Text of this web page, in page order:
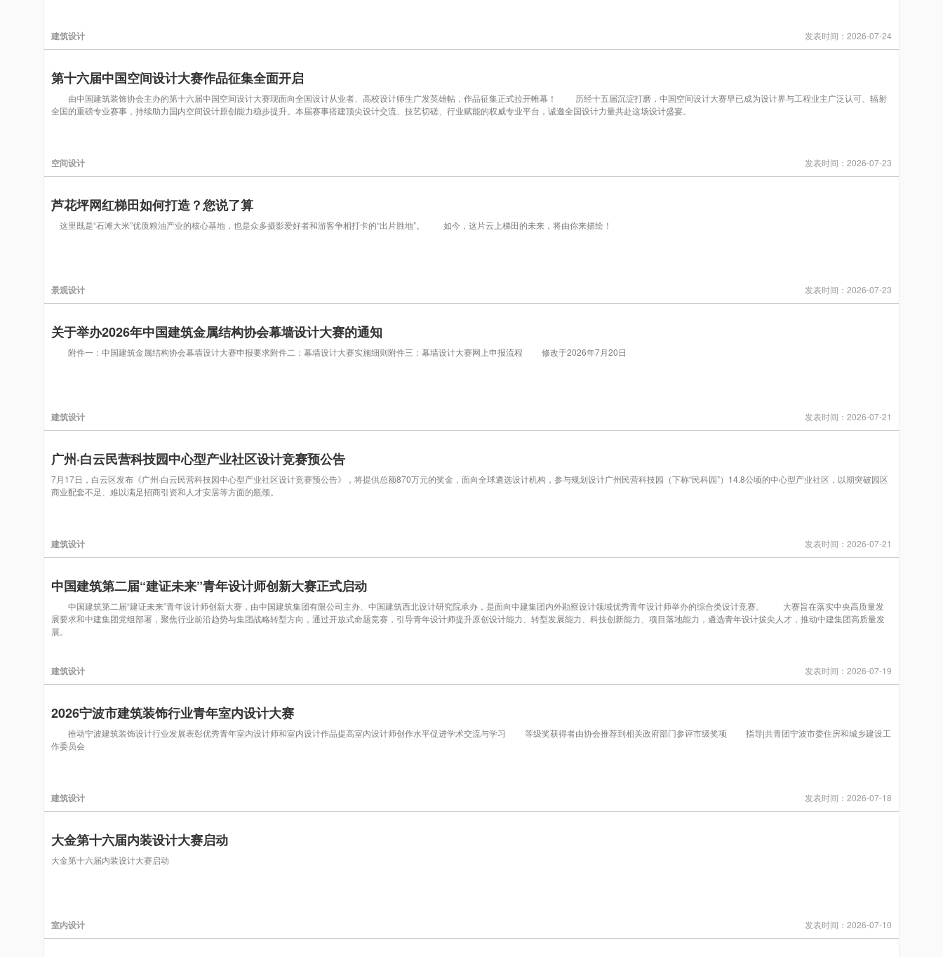
建筑设计 发表时间：2026-07-24
第十六届中国空间设计大赛作品征集全面开启
由中国建筑装饰协会主办的第十六届中国空间设计大赛现面向全国设计从业者、高校设计师生广发英雄帖，作品征集正式拉开帷幕！ 历经十五届沉淀打磨，中国空间设计大赛早已成为设计界与工程业主广泛认可、辐射
全国的重磅专业赛事，持续助力国内空间设计原创能力稳步提升。本届赛事搭建顶尖设计交流、技艺切磋、行业赋能的权威专业平台，诚邀全国设计力量共赴这场设计盛宴。
空间设计 发表时间：2026-07-23
芦花坪网红梯田如何打造？您说了算
这里既是“石滩大米”优质粮油产业的核心基地，也是众多摄影爱好者和游客争相打卡的“出片胜地”。 如今，这片云上梯田的未来，将由你来描绘！
景观设计 发表时间：2026-07-23
关于举办2026年中国建筑金属结构协会幕墙设计大赛的通知
附件一：中国建筑金属结构协会幕墙设计大赛申报要求附件二：幕墙设计大赛实施细则附件三：幕墙设计大赛网上申报流程 修改于2026年7月20日
建筑设计 发表时间：2026-07-21
广州·白云民营科技园中心型产业社区设计竞赛预公告
7月17日，白云区发布《广州·白云民营科技园中心型产业社区设计竞赛预公告》，将提供总额870万元的奖金，面向全球遴选设计机构，参与规划设计广州民营科技园（下称“民科园”）14.8公顷的中心型产业社区，以期突破园区
商业配套不足、难以满足招商引资和人才安居等方面的瓶颈。
建筑设计 发表时间：2026-07-21
中国建筑第二届“建证未来”青年设计师创新大赛正式启动
中国建筑第二届“建证未来”青年设计师创新大赛，由中国建筑集团有限公司主办、中国建筑西北设计研究院承办，是面向中建集团内外勘察设计领域优秀青年设计师举办的综合类设计竞赛。 大赛旨在落实中央高质量发
展要求和中建集团党组部署，聚焦行业前沿趋势与集团战略转型方向，通过开放式命题竞赛，引导青年设计师提升原创设计能力、转型发展能力、科技创新能力、项目落地能力，遴选青年设计拔尖人才，推动中建集团高质量发
展。
建筑设计 发表时间：2026-07-19
2026宁波市建筑装饰行业青年室内设计大赛
推动宁波建筑装饰设计行业发展表彰优秀青年室内设计师和室内设计作品提高室内设计师创作水平促进学术交流与学习 等级奖获得者由协会推荐到相关政府部门参评市级奖项 指导|共青团宁波市委住房和城乡建设工
作委员会
建筑设计 发表时间：2026-07-18
大金第十六届内装设计大赛启动
大金第十六届内装设计大赛启动
室内设计 发表时间：2026-07-10